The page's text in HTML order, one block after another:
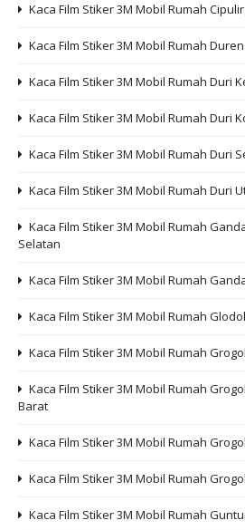
Kaca Film Stiker 3M Mobil Rumah
Kaca Film Stiker 3M Mobil Rumah
Kaca Film Stiker 3M Mobil Rumah Duri
Kaca Film Stiker 3M Mobil Rumah Duri
Kaca Film Stiker 3M Mobil Rumah Duri
Kaca Film Stiker 3M Mobil Rumah Duri
Kaca Film Stiker 3M Mobil Rumah
Selatan
Kaca Film Stiker 3M Mobil Rumah
Kaca Film Stiker 3M Mobil Rumah
Kaca Film Stiker 3M Mobil Rumah
Kaca Film Stiker 3M Mobil Rumah
Barat
Kaca Film Stiker 3M Mobil Rumah
Kaca Film Stiker 3M Mobil Rumah
Kaca Film Stiker 3M Mobil Rumah